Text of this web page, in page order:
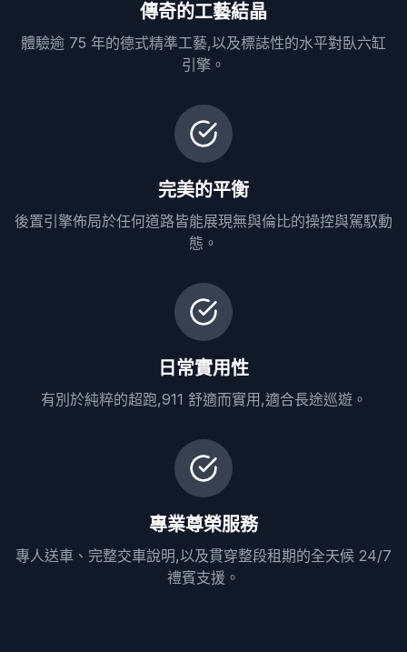
傳奇的工藝結晶
體驗逾 75 年的德式精準工藝,以及標誌性的水平對臥六缸
引擎。
完美的平衡
後置引擎佈局於任何道路皆能展現無與倫比的操控與駕馭動
態。
日常實用性
有別於純粹的超跑,911 舒適而實用,適合長途巡遊。
專業尊榮服務
專人送車、完整交車說明,以及貫穿整段租期的全天候 24/7
禮賓支援。